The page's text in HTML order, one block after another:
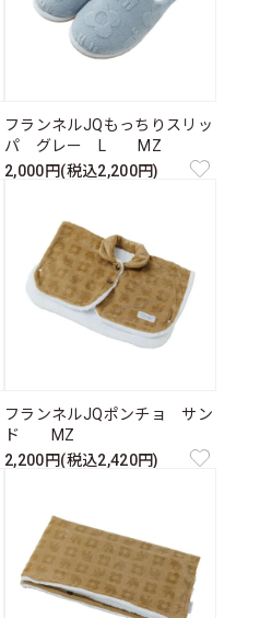
フランネルJQもっちりスリッ
パ グレー L MZ
2,000円(税込2,200円)
フランネルJQポンチョ サン
ド MZ
2,200円(税込2,420円)